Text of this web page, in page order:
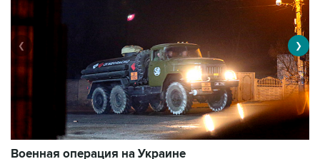
Военная операция на Украине
❮ ❯